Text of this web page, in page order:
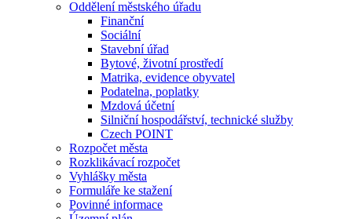
Oddělení městského úřadu
Finanční
Sociální
Stavební úřad
Bytové, životní prostředí
Matrika, evidence obyvatel
Podatelna, poplatky
Mzdová účetní
Silniční hospodářství, technické služby
Czech POINT
Rozpočet města
Rozklikávací rozpočet
Vyhlášky města
Formuláře ke stažení
Povinné informace